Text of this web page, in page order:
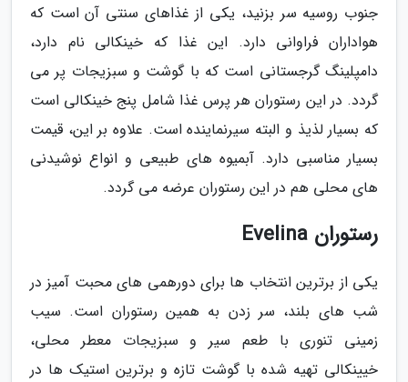
جنوب روسیه سر بزنید، یکی از غذاهای سنتی آن است که
هواداران فراوانی دارد. این غذا که خینکالی نام دارد،
دامپلینگ گرجستانی است که با گوشت و سبزیجات پر می
گردد. در این رستوران هر پرس غذا شامل پنج خینکالی است
که بسیار لذیذ و البته سیرنماینده است. علاوه بر این، قیمت
بسیار مناسبی دارد. آبمیوه های طبیعی و انواع نوشیدنی
های محلی هم در این رستوران عرضه می گردد.
رستوران Evelina
یکی از برترین انتخاب ها برای دورهمی های محبت آمیز در
شب های بلند، سر زدن به همین رستوران است. سیب
زمینی تنوری با طعم سیر و سبزیجات معطر محلی،
خیینکالی تهیه شده با گوشت تازه و برترین استیک ها در